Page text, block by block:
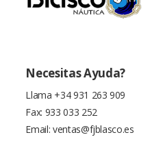
Necesitas Ayuda?
Llama +34 931 263 909
Fax: 933 033 252
Email: ventas@fjblasco.es